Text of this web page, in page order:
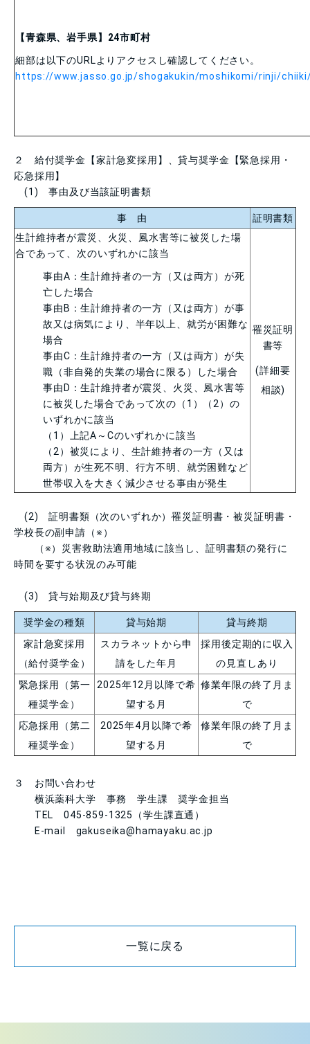
【青森県、岩手県】 24市町村
細部は以下のURLよりアクセスし確認してください。
https://www.jasso.go.jp/shogakukin/moshikomi/rinji/
２ 給付奨学金【家計急変採用】、貸与奨学金【緊急採用・
応急採用】
(1) 事由及び当該証明書類
事 由
証明書類
生計維持者が震災、火災、風水害等に被災した場
合であって、次のいずれかに該当
事由A ：生計維持者の一方（又は両方）が死
亡した場合
事由 B ：生計維持者の一方（又は両方）が事
故又は病気により、半年以上、就労が困難な
場合
事由C ：生計維持者の一方（又は両方）が失
職（非自発的失業の場合に限る）した場合
事由 D ：生計維持者が震災、火災、風水害等
に被災した場合であって次の（ 1 ）（ 2 ）の
いずれかに該当
（ 1 ）上記A ～ Cのいずれかに該当
（ 2 ）被災により、生計維持者の一方（又は
両方）が生死不明、行方不明、就労困難など
世帯収入を大きく減少させる事由が発生
罹災証明
書等
(詳細要
相談)
(2) 証明書類（次のいずれか）罹災証明書・被災証明書・
学校長の副申請（※）
（※）災害救助法適用地域に該当し、証明書類の発行に
時間を要する状況のみ可能
(3) 貸与始期及び貸与終期
奨学金の種類 貸与始期
貸与終期
家計急変採用
（給付奨学金）
スカラネットから申
請をした年月
採用後定期的に収入
の見直しあり
緊急採用（第一
種奨学金）
2025年12 月以降で希
望する月
修業年限の終了月ま
で
応急採用（第二
種奨学金）
2025年4 月以降で希
望する月
修業年限の終了月ま
で
３ お問い合わせ
横浜薬科大学 事務 学生課 奨学金担当
TEL
045-859-1325
（学生課直通）
E-mail gakuseika@hamayaku.ac.jp
一覧に戻る